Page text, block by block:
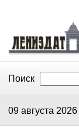
Поиск
09 августа 2026